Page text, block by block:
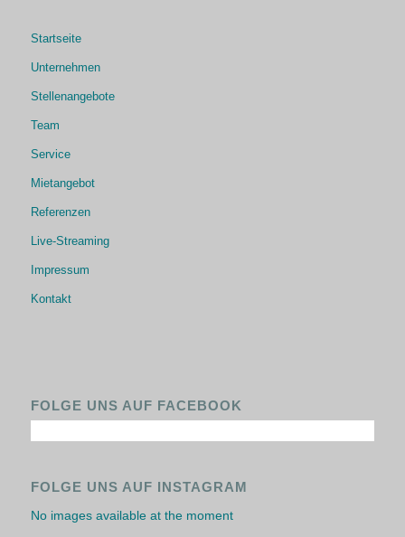
Startseite
Unternehmen
Stellenangebote
Team
Service
Mietangebot
Referenzen
Live-Streaming
Impressum
Kontakt
FOLGE UNS AUF FACEBOOK
FOLGE UNS AUF INSTAGRAM
No images available at the moment